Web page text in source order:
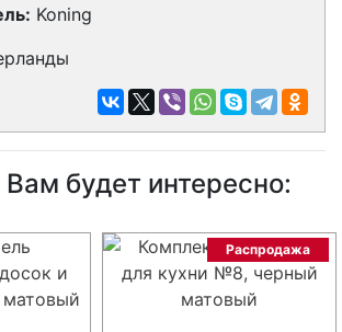
Koning
будет интересно:
Распродажа